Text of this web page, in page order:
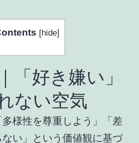
[hide]
「好き嫌い」
ない空気
様性を尊重しよう」「差
い」という価値観に基づ